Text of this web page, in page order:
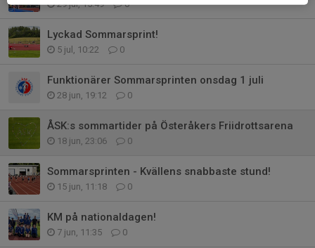
29 jul, 15:49 0
Lyckad Sommarsprint!
5 jul, 10:22 0
Funktionärer Sommarsprinten onsdag 1 juli
28 jun, 19:12 0
ÅSK:s sommartider på Österåkers Friidrottsarena
18 jun, 23:06 0
Sommarsprinten - Kvällens snabbaste stund!
15 jun, 11:18 0
KM på nationaldagen!
7 jun, 11:35 0